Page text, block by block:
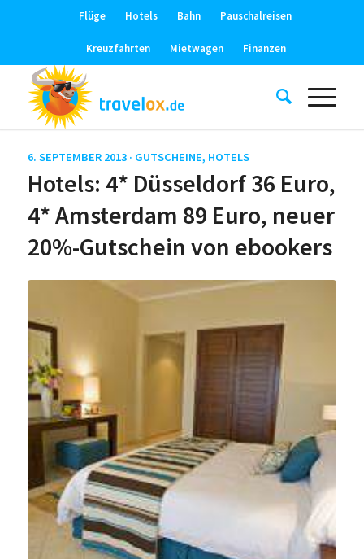
Flüge Hotels Bahn Pauschalreisen
Kreuzfahrten Mietwagen Finanzen
6. SEPTEMBER 2013 · GUTSCHEINE, HOTELS
Hotels: 4* Düsseldorf 36 Euro,
4* Amsterdam 89 Euro, neuer
20%-Gutschein von ebookers